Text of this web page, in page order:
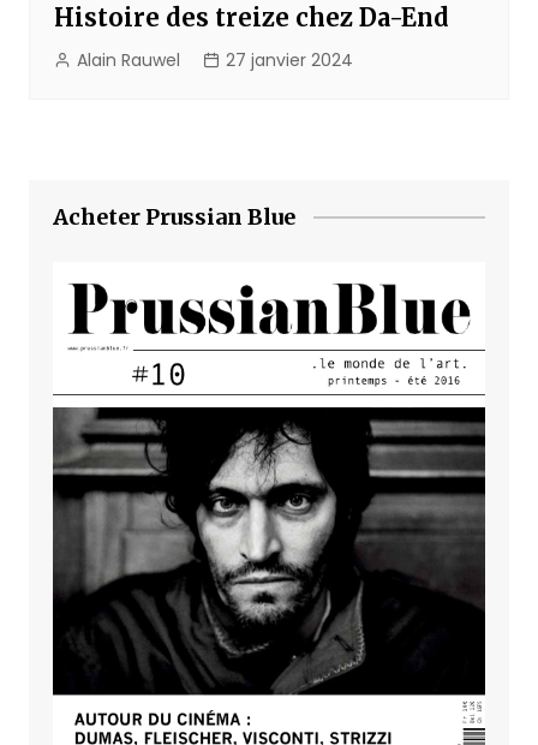
Histoire des treize chez Da-End
Alain Rauwel 27 janvier 2024
Acheter Prussian Blue